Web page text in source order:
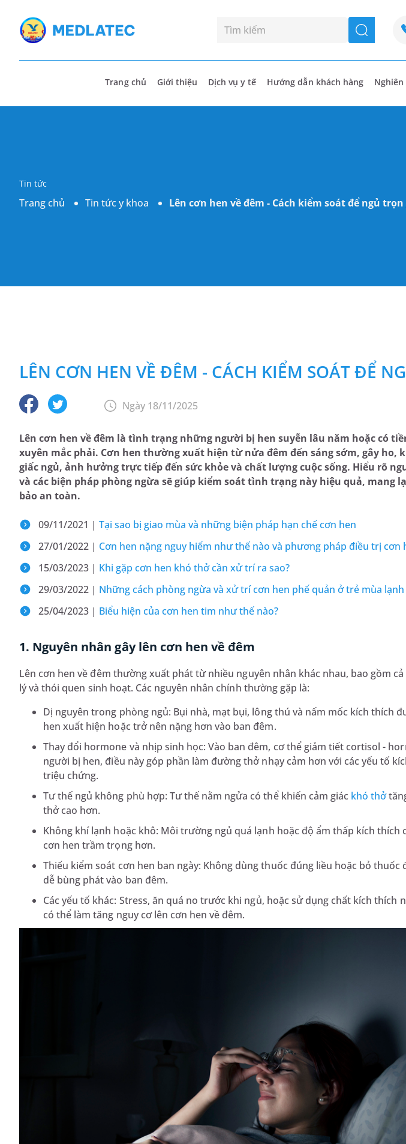
seach
Trang chủ Giới thiệu Dịch vụ y tế Hướng dẫn khách hàng
Tin tức
Trang chủ Tin tức y khoa Lên cơn hen về đêm - Cách kiểm soát để ngủ trọn
LÊN CƠN HEN VỀ ĐÊM - CÁCH KIỂM SOÁT ĐỂ
Ngày 18/11/2025
Lên cơn hen về đêm là tình trạng những người bị hen suyễn lâu năm hoặc có
xuyên mắc phải. Cơn hen thường xuất hiện từ nửa đêm đến sáng sớm, gây ho,
giấc ngủ, ảnh hưởng trực tiếp đến sức khỏe và chất lượng cuộc sống. Hiểu rõ
và các biện pháp phòng ngừa sẽ giúp kiểm soát tình trạng này hiệu quả, mang
bảo an toàn.
09/11/2021 | Tại sao bị giao mùa và những biện pháp hạn chế cơn hen
27/01/2022 | Cơn hen nặng nguy hiểm như thế nào và phương pháp điều trị cơn
15/03/2023 | Khi gặp cơn hen khó thở cần xử trí ra sao?
29/03/2022 | Những cách phòng ngừa và xử trí cơn hen phế quản ở trẻ mùa lạnh
25/04/2023 | Biểu hiện của cơn hen tim như thế nào?
1. Nguyên nhân gây lên cơn hen về đêm
Lên cơn hen về đêm thường xuất phát từ nhiều nguyên nhân khác nhau, bao gồm
lý và thói quen sinh hoạt. Các nguyên nhân chính thường gặp là:
Dị nguyên trong phòng ngủ: Bụi nhà, mạt bụi, lông thú và nấm mốc kích thích
hen xuất hiện hoặc trở nên nặng hơn vào ban đêm.
Thay đổi hormone và nhịp sinh học: Vào ban đêm, cơ thể giảm tiết cortisol -
người bị hen, điều này góp phần làm đường thở nhạy cảm hơn với các yếu tố
triệu chứng.
Tư thế ngủ không phù hợp: Tư thế nằm ngửa có thể khiến cảm giác khó thở
thở cao hơn.
Không khí lạnh hoặc khô: Môi trường ngủ quá lạnh hoặc độ ẩm thấp kích thích
cơn hen trầm trọng hơn.
Thiếu kiểm soát cơn hen ban ngày: Không dùng thuốc đúng liều hoặc bỏ thuốc
dễ bùng phát vào ban đêm.
Các yếu tố khác: Stress, ăn quá no trước khi ngủ, hoặc sử dụng chất kích thích
có thể làm tăng nguy cơ lên cơn hen về đêm.